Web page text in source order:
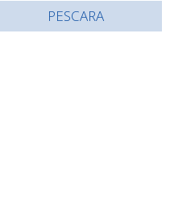
PESCARA